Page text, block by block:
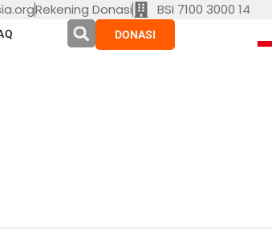
Rekening Donasi BSI 7100 3000 14
DONASI